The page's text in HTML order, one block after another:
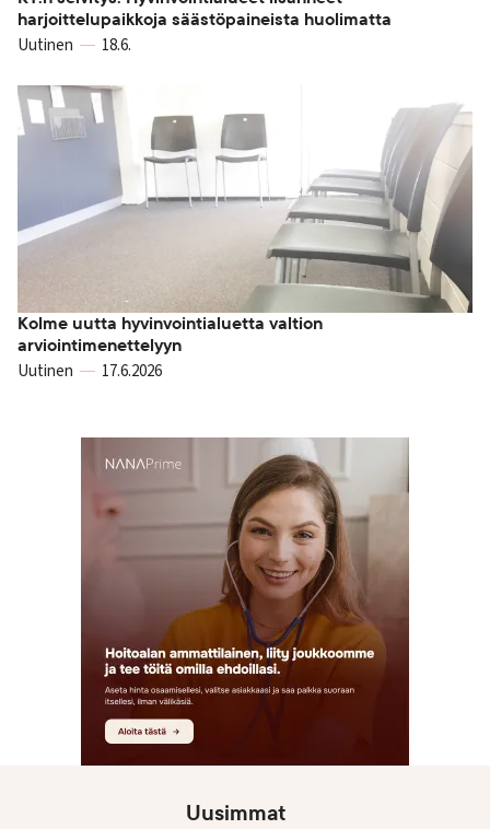
harjoittelupaikkoja säästöpaineista huolimatta
Uutinen 18.6.
Kolme uutta hyvinvointialuetta valtion
arviointimenettelyyn
Uutinen 17.6.2026
Uusimmat